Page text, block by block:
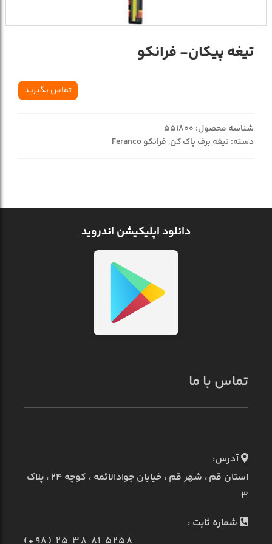
تيغه پيکان- فرانکو
تماس بگیرید
شناسه محصول: 551800
دسته:تیغه برف پاک کن,فرانکو Feranco
دانلود اپلیکیشن اندروید
تماس با ما
آدرس:
استان قم ، شهر قم ، خیابان جوادالائمه ، کوچه ۲۴ ، پلاک
۳
شماره ثابت :